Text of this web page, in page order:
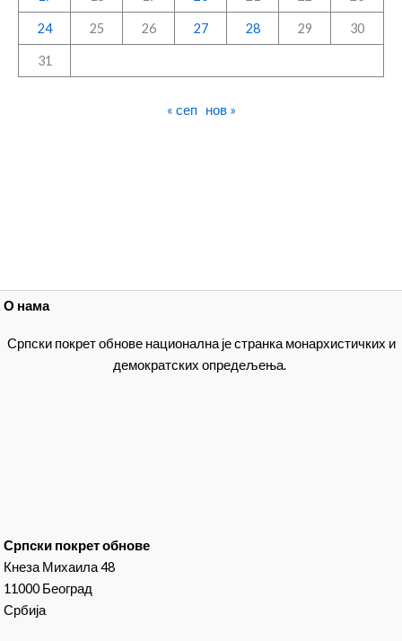
24 25 26 27 28 29 30
31
« сеп нов »
О нама
Српски покрет обнове национална је странка монархистичких и
демократских опредељења.
Српски покрет обнове
Кнеза Михаила 48
11000 Београд
Србија